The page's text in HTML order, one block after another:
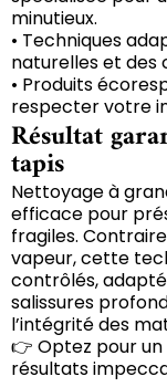
minutieux.
• Techniques
naturelles et des
• Produits
respecter votre
Résultat
tapis
Nettoyage à
efficace pour
fragiles.
vapeur, cette
contrôlés,
salissures
l’intégrité des
👉 Optez pour
résultats